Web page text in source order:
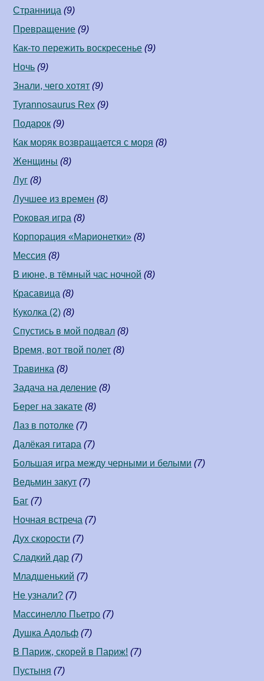
Странница (9)
Превращение (9)
Как-то пережить воскресенье (9)
Ночь (9)
Знали, чего хотят (9)
Tyrannosaurus Rex (9)
Подарок (9)
Как моряк возвращается с моря (8)
Женщины (8)
Луг (8)
Лучшее из времен (8)
Роковая игра (8)
Корпорация «Марионетки» (8)
Мессия (8)
В июне, в тёмный час ночной (8)
Красавица (8)
Куколка (2) (8)
Спустись в мой подвал (8)
Время, вот твой полет (8)
Травинка (8)
Задача на деление (8)
Берег на закате (8)
Лаз в потолке (7)
Далёкая гитара (7)
Большая игра между черными и белыми (7)
Ведьмин закут (7)
Баг (7)
Ночная встреча (7)
Дух скорости (7)
Сладкий дар (7)
Младшенький (7)
Не узнали? (7)
Массинелло Пьетро (7)
Душка Адольф (7)
В Париж, скорей в Париж! (7)
Пустыня (7)